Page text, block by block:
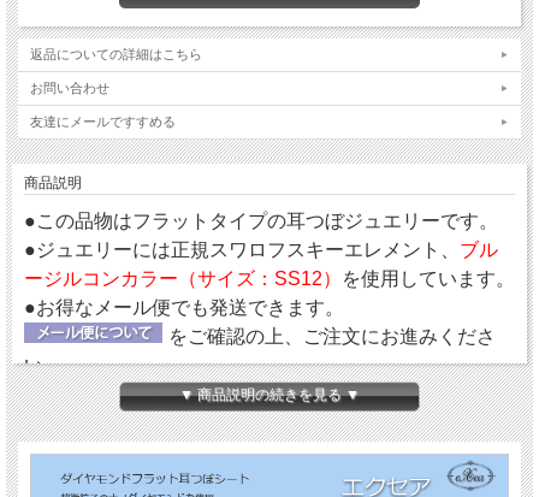
返品についての詳細はこちら
お問い合わせ
友達にメールですすめる
商品説明
●この品物はフラットタイプの耳つぼジュエリーです。
●ジュエリーには正規スワロフスキーエレメント、 ブル
ージルコンカラー（サイズ：SS12）
を使用しています。
●お得なメール便でも発送できます。
をご確認の上、ご注文にお進みくださ
い。
【ダイヤモンドの微弱電流】
エクセアは、肌に触れた瞬間から微弱電流を流し始め耳
つぼを優しく刺激するフラットタイプの耳つぼシートで
▼ 商品説明の続きを見る ▼